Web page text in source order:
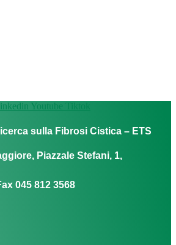
Youtube Tiktok
sulla Fibrosi Cistica – ETS
Piazzale Stefani, 1,
045 812 3568